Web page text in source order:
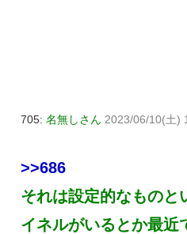
705: 名無しさん 2023/06/10(土)
>>686
それは設定的なものと
イネルがいるとか最近